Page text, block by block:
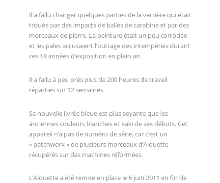
Il a fallu changer quelques parties de la verrière qui était
trouée par des impacts de balles de carabine et par des
morceaux de pierre. La peinture était un peu corrodée
et les pales accusaient l’outrage des intempéries durant
ces 18 années d’exposition en plein air.
Il a fallu à peu près plus de 200 heures de travail
réparties sur 12 semaines.
Sa nouvelle livrée bleue est plus seyante que les
anciennes couleurs blanches et kaki de ses débuts. Cet
appareil n’a pas de numéro de série, car c’est un
« patchwork » de plusieurs morceaux d’Alouette
récupérés sur des machines réformées.
L’Alouette a été remise en place le 6 juin 2011 en fin de